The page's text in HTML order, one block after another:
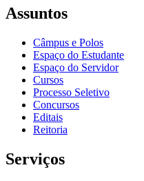
Assuntos
Câmpus e Polos
Espaço do Estudante
Espaço do Servidor
Cursos
Processo Seletivo
Concursos
Editais
Reitoria
Serviços